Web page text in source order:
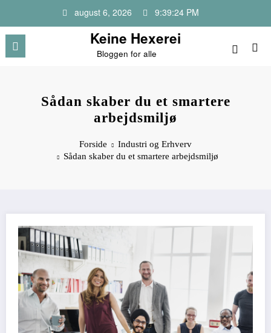
indhold
august 6, 2026 9:39:24 PM
Keine Hexerei
Bloggen for alle
Sådan skaber du et smartere
arbejdsmiljø
Forside
Industri og Erhverv
Sådan skaber du et smartere arbejdsmiljø